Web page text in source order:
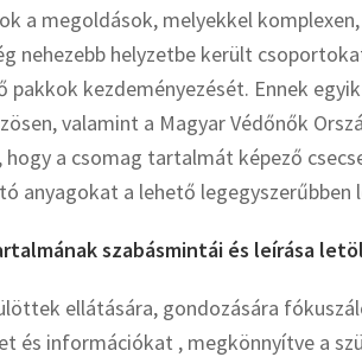
a megoldások, melyekkel
nehezebb helyzetbe került
kezdeményezését. Ennek
valamint a Magyar Védőnők
a csomag tartalmát képező
anyagokat a lehető
szabásmintái és leírása
ellátására, gondozására
és információkat , megkönnyítve a